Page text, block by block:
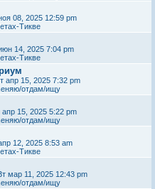
08, 2025 12:59 pm
Тикве
14, 2025 7:04 pm
Тикве
апр 15, 2025 7:32 pm
отдам/ищу
апр 15, 2025 5:22 pm
отдам/ищу
12, 2025 8:53 am
Тикве
мар 11, 2025 12:43 pm
отдам/ищу